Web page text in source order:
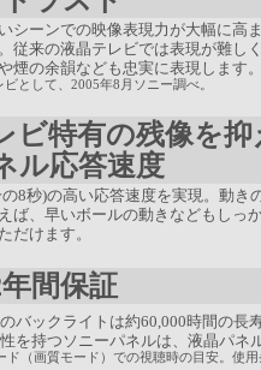
シーンでの映像表現力が大幅に高
従来の液晶テレビでは表現が難し
煙の余韻なども忠実に表現します
ビとして、2005年8月ソニー調べ。
ビ特有の残像を抑
ル応答速度
8秒)の高い応答速度を実現。動
ば、早いボールの動きなどもしっ
だけます。
間保証
バックライトは約60,000時間の長
を持つソニーパネルは、液晶パネ
ド（画質モード）での視聴時の目安。使